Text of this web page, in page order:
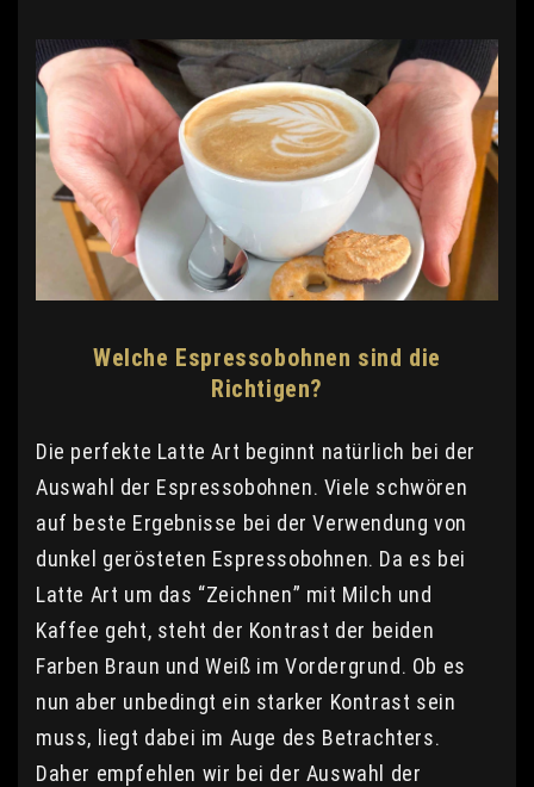
Welche Espressobohnen sind die
Richtigen?
Die perfekte Latte Art beginnt natürlich bei der
Auswahl der Espressobohnen. Viele schwören
auf beste Ergebnisse bei der Verwendung von
dunkel gerösteten Espressobohnen. Da es bei
Latte Art um das “Zeichnen” mit Milch und
Kaffee geht, steht der Kontrast der beiden
Farben Braun und Weiß im Vordergrund. Ob es
nun aber unbedingt ein starker Kontrast sein
muss, liegt dabei im Auge des Betrachters.
Daher empfehlen wir bei der Auswahl der